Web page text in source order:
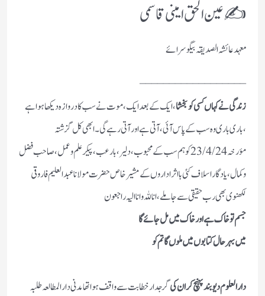
✍️ عین الحق امینی قاسمی
معہد عائشہ الصدیقہ بیگوسرائے
زندگی نے کہاں کسی کو بخشا، ایک کے بعد ایک ،موت نے سب کا دروازہ دیکھا ہوا ہے
،باری باری وہ سب کے پاس آئی ،آتی ہے اور آتی رہے گی ۔ابھی کل گزشتہ
مؤرخہ 23/4/24 کو ہم سب کےمحبوب ،دلیر ،بارعب ،پیکر علم وعمل ،صاحب فضل
وکمال،یادگار اسلاف کئی بااثر اداروں کے مشیر خاص حضرت مولانا عبد العلیم فاروقی
لکھنوی بھی رب حقیقی سے جاملے ،انا للہ وانا الیہ راجعون
جسم تو خاک ہے اور خاک میں مل جائے گا
میں بہر حال کتابوں میں ملوں گا تم کو
دارالعلوم دیوبند پہنچ کر ان کیگرجدارخطابت سے واقف ہوا تھا مدنی دارالمطالعہ طلبہ